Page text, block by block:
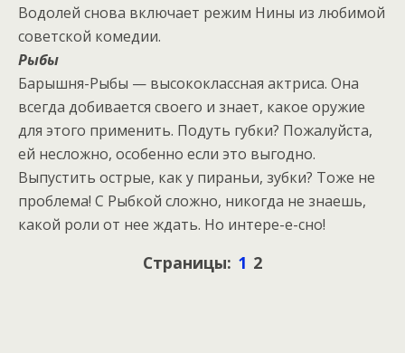
Водолей снова включает режим Нины из любимой
советской комедии.
Рыбы
Барышня-Рыбы — высококлассная актриса. Она
всегда добивается своего и знает, какое оружие
для этого применить. Подуть губки? Пожалуйста,
ей несложно, особенно если это выгодно.
Выпустить острые, как у пираньи, зубки? Тоже не
проблема! С Рыбкой сложно, никогда не знаешь,
какой роли от нее ждать. Но интере-е-сно!
Страницы: 1 2